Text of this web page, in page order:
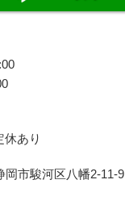
休あり
岡市駿河区八幡2-11-9